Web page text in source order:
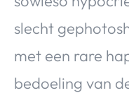
slecht
met een rare
bedoeling van